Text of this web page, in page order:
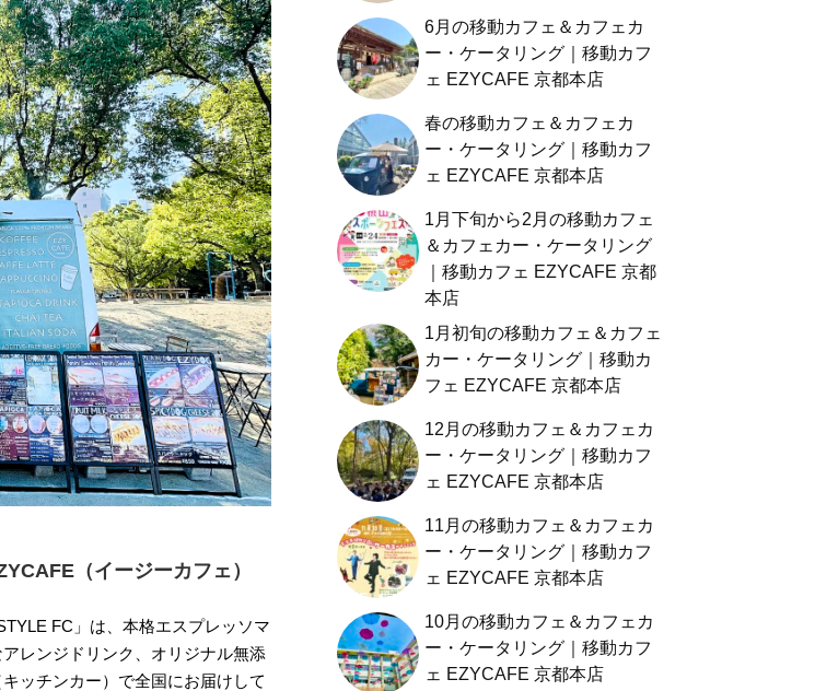
（イージーカフェ）
FC」は、本格エスプレッソマ
レンジドリンク、オリジナル無添
ッチンカー）で全国にお届けして
6月の移動カフェ＆カフェカ
ー・ケータリング｜移動カフ
ェ EZYCAFE 京都本店
春の移動カフェ＆カフェカ
ー・ケータリング｜移動カフ
ェ EZYCAFE 京都本店
1月下旬から2月の移動カフェ
＆カフェカー・ケータリング
｜移動カフェ EZYCAFE 京都
本店
1月初旬の移動カフェ＆カフェ
カー・ケータリング｜移動カ
フェ EZYCAFE 京都本店
12月の移動カフェ＆カフェカ
ー・ケータリング｜移動カフ
ェ EZYCAFE 京都本店
11月の移動カフェ＆カフェカ
ー・ケータリング｜移動カフ
ェ EZYCAFE 京都本店
10月の移動カフェ＆カフェカ
ー・ケータリング｜移動カフ
ェ EZYCAFE 京都本店